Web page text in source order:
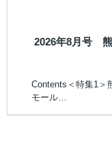
2026年8月号 熊
Contents＜特集1＞
モール…